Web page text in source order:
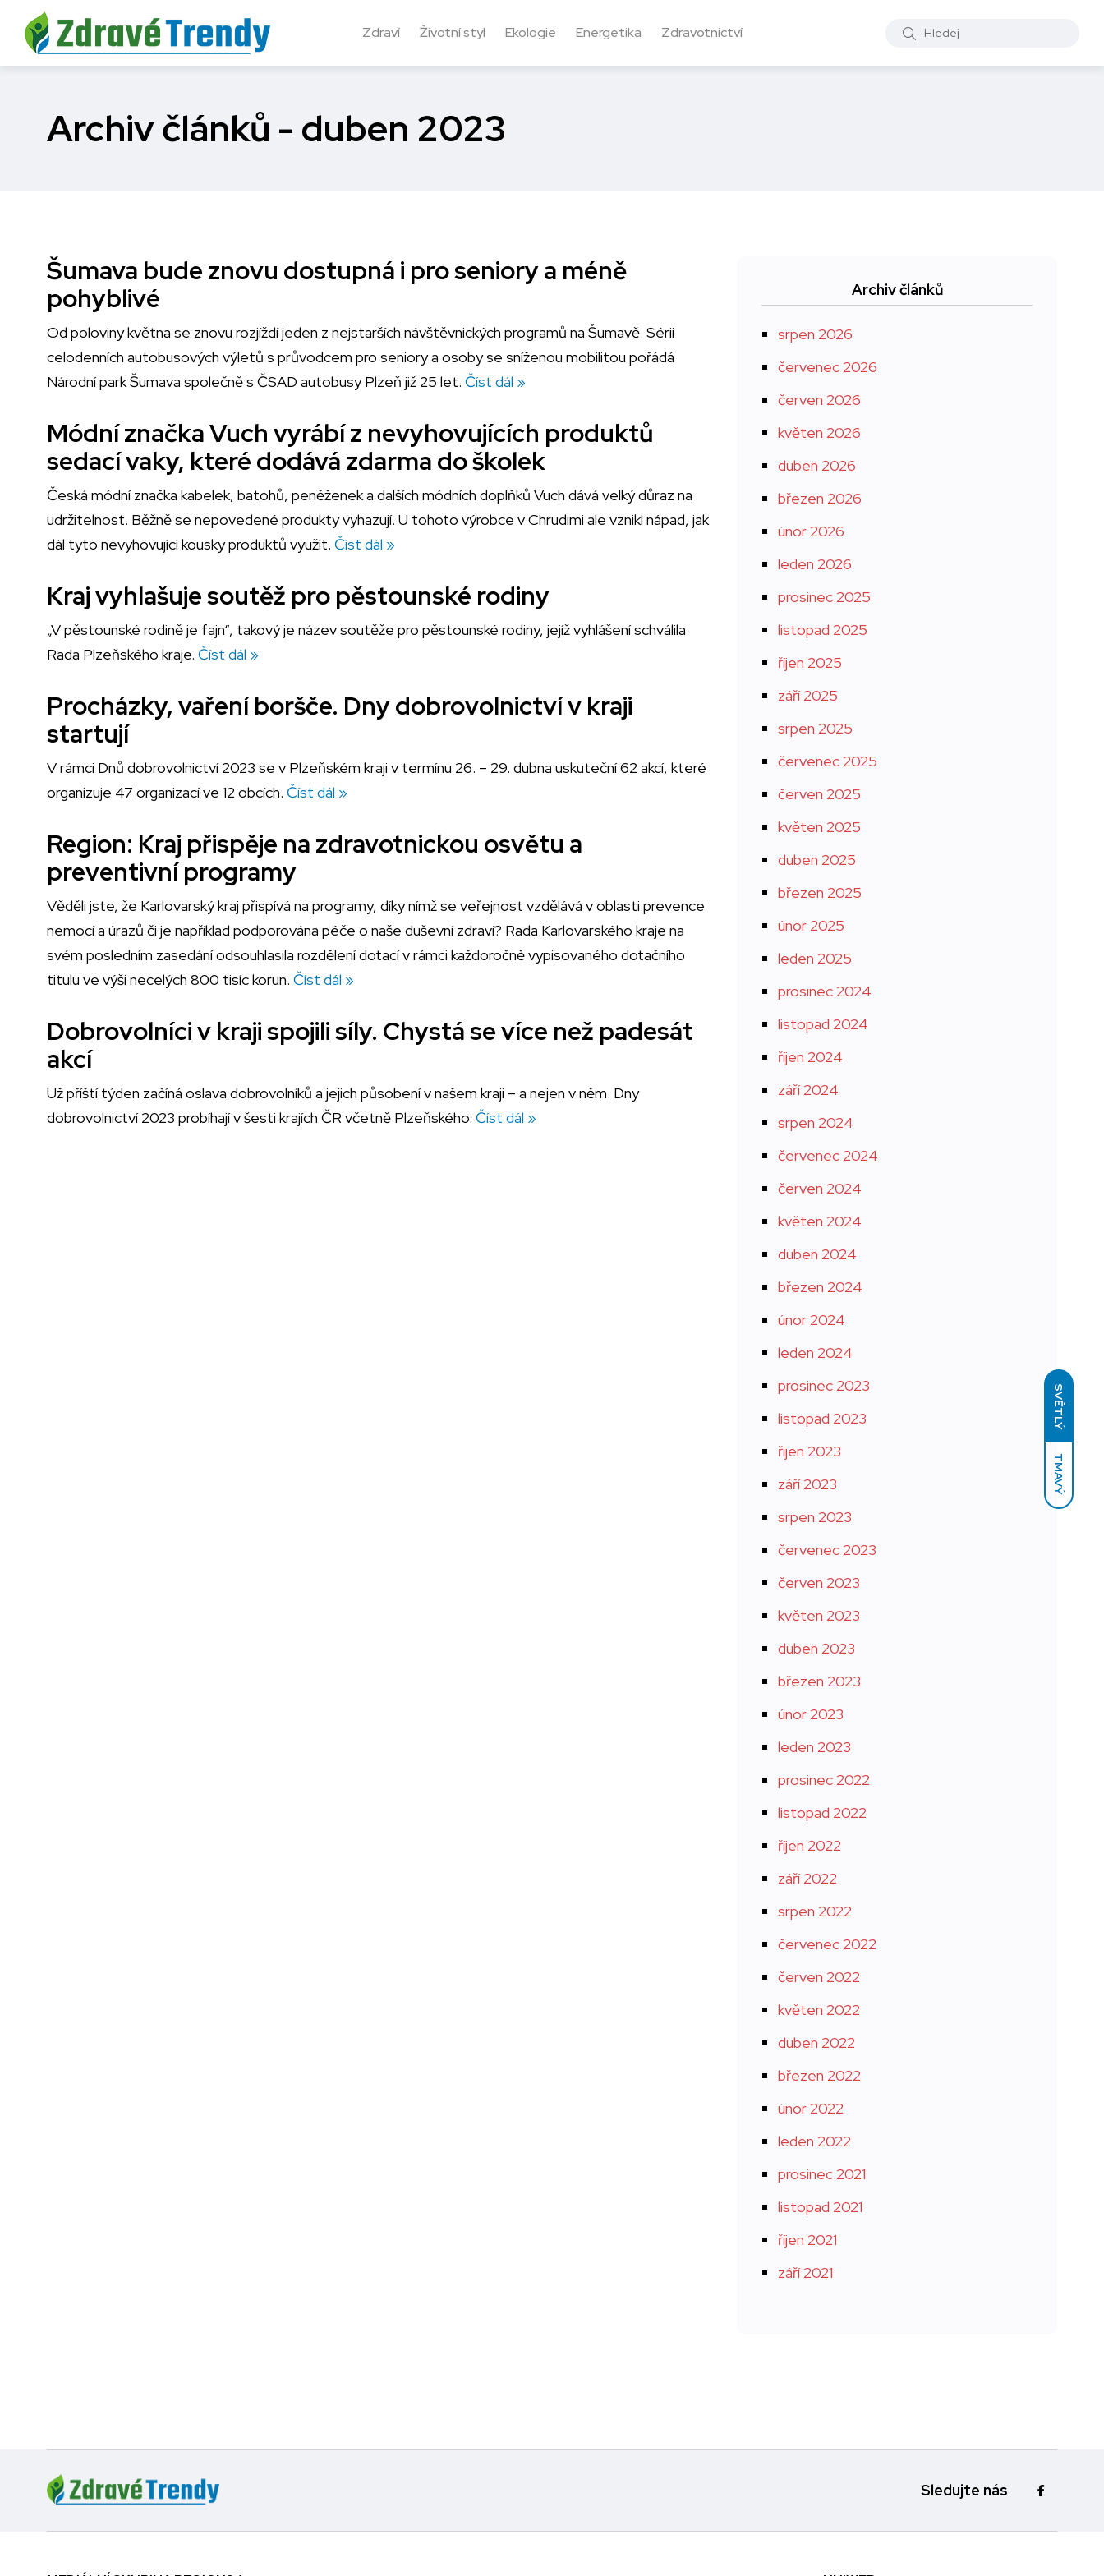
SVĚTLÝ
TMAVÝ
Zdraví Životní styl Ekologie Energetika Zdravotnictví
Archiv článků - duben 2023
Šumava bude znovu dostupná i pro seniory a méně
pohyblivé
Od poloviny května se znovu rozjíždí jeden z nejstarších návštěvnických programů na Šumavě. Sérii
celodenních autobusových výletů s průvodcem pro seniory a osoby se sníženou mobilitou pořádá
Národní park Šumava společně s ČSAD autobusy Plzeň již 25 let. Číst dál »
Módní značka Vuch vyrábí z nevyhovujících produktů
sedací vaky, které dodává zdarma do školek
Česká módní značka kabelek, batohů, peněženek a dalších módních doplňků Vuch dává velký důraz na
udržitelnost. Běžně se nepovedené produkty vyhazují. U tohoto výrobce v Chrudimi ale vznikl nápad, jak
dál tyto nevyhovující kousky produktů využít. Číst dál »
Kraj vyhlašuje soutěž pro pěstounské rodiny
„V pěstounské rodině je fajn“, takový je název soutěže pro pěstounské rodiny, jejíž vyhlášení schválila
Rada Plzeňského kraje. Číst dál »
Procházky, vaření boršče. Dny dobrovolnictví v kraji
startují
V rámci Dnů dobrovolnictví 2023 se v Plzeňském kraji v termínu 26. – 29. dubna uskuteční 62 akcí, které
organizuje 47 organizací ve 12 obcích. Číst dál »
Region: Kraj přispěje na zdravotnickou osvětu a
preventivní programy
Věděli jste, že Karlovarský kraj přispívá na programy, díky nímž se veřejnost vzdělává v oblasti prevence
nemocí a úrazů či je například podporována péče o naše duševní zdraví? Rada Karlovarského kraje na
svém posledním zasedání odsouhlasila rozdělení dotací v rámci každoročně vypisovaného dotačního
titulu ve výši necelých 800 tisíc korun. Číst dál »
Dobrovolníci v kraji spojili síly. Chystá se více než padesát
akcí
Už příští týden začíná oslava dobrovolníků a jejich působení v našem kraji – a nejen v něm. Dny
dobrovolnictví 2023 probíhají v šesti krajích ČR včetně Plzeňského. Číst dál »
Archiv článků
srpen 2026
červenec 2026
červen 2026
květen 2026
duben 2026
březen 2026
únor 2026
leden 2026
prosinec 2025
listopad 2025
říjen 2025
září 2025
srpen 2025
červenec 2025
červen 2025
květen 2025
duben 2025
březen 2025
únor 2025
leden 2025
prosinec 2024
listopad 2024
říjen 2024
září 2024
srpen 2024
červenec 2024
červen 2024
květen 2024
duben 2024
březen 2024
únor 2024
leden 2024
prosinec 2023
listopad 2023
říjen 2023
září 2023
srpen 2023
červenec 2023
červen 2023
květen 2023
duben 2023
březen 2023
únor 2023
leden 2023
prosinec 2022
listopad 2022
říjen 2022
září 2022
srpen 2022
červenec 2022
červen 2022
květen 2022
duben 2022
březen 2022
únor 2022
leden 2022
prosinec 2021
listopad 2021
říjen 2021
září 2021
Sledujte nás